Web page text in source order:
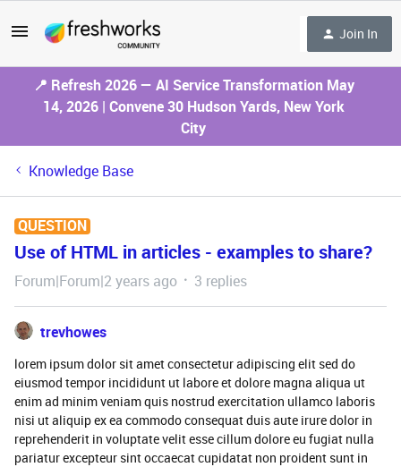
Join In
📍 Refresh 2026 — AI Service Transformation May
14, 2026 | Convene 30 Hudson Yards, New York
City
Knowledge Base
QUESTION
Use of HTML in articles - examples to share?
Forum|Forum|2 years ago 3 replies
trevhowes
lorem ipsum dolor sit amet consectetur adipiscing elit sed do
eiusmod tempor incididunt ut labore et dolore magna aliqua ut
enim ad minim veniam quis nostrud exercitation ullamco laboris
nisi ut aliquip ex ea commodo consequat duis aute irure dolor in
reprehenderit in voluptate velit esse cillum dolore eu fugiat nulla
pariatur excepteur sint occaecat cupidatat non proident sunt in